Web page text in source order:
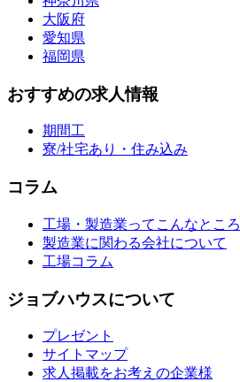
大阪府
愛知県
福岡県
おすすめの求人情報
期間工
寮/社宅あり・住み込み
コラム
工場・製造業ってこんなところ
製造業に関わる会社について
工場コラム
ジョブハウスについて
プレゼント
サイトマップ
求人掲載をお考えの企業様